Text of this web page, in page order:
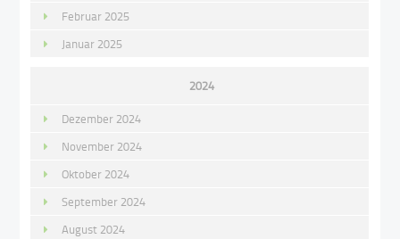
Februar 2025
Januar 2025
2024
Dezember 2024
November 2024
Oktober 2024
September 2024
August 2024